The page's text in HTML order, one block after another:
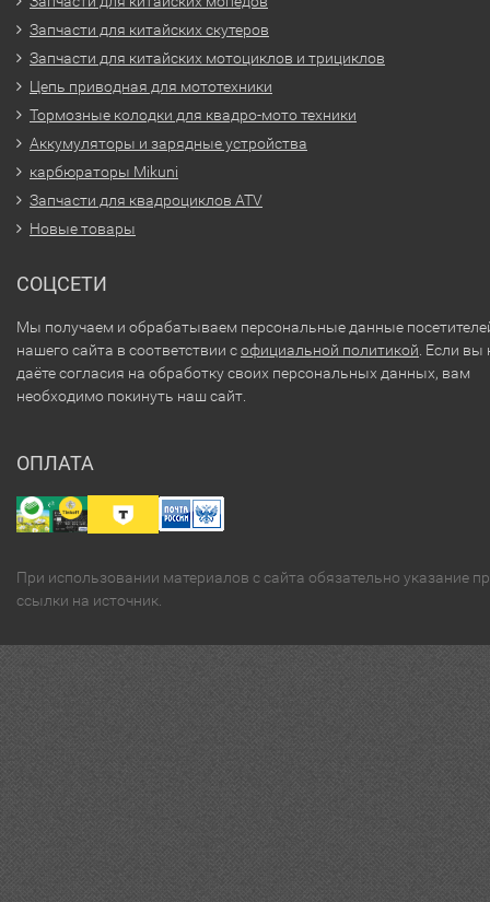
Запчасти для китайских скутеров
Запчасти для китайских мотоциклов и трициклов
Цепь приводная для мототехники
Тормозные колодки для квадро-мото техники
Аккумуляторы и зарядные устройства
карбюраторы Mikuni
Запчасти для квадроциклов ATV
Новые товары
СОЦСЕТИ
Мы получаем и обрабатываем персональные данные
нашего сайта в соответствии софициальной политикой . Если вы
даёте согласия на обработку своих персональных данных, вам
необходимо покинуть наш сайт.
ОПЛАТА
При использовании материалов с сайта обязательно указание
ссылки на источник.